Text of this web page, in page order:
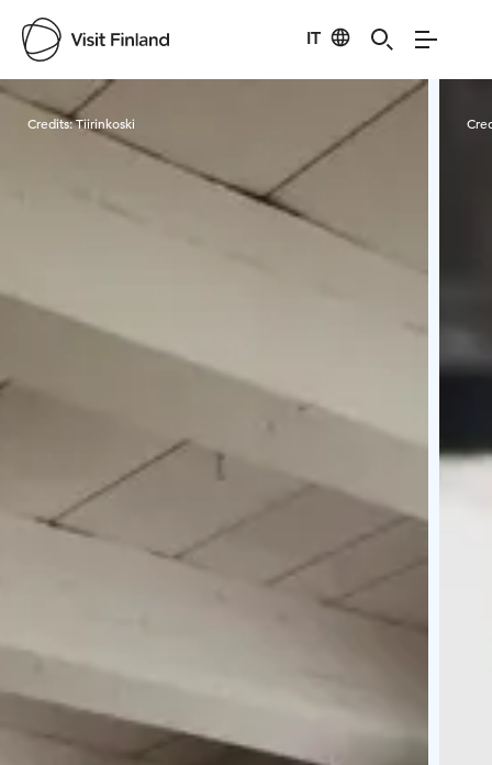
IT
Visit Finland
Credits:Tiirinkoski